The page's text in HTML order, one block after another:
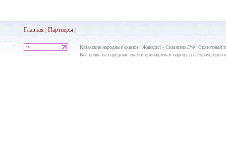
Главная| Партнеры|
Казахские народные сказки : Жанадил - Сказатель.РФ: Сказочный
Все права на народные сказки принадлежат народу и авторам, при